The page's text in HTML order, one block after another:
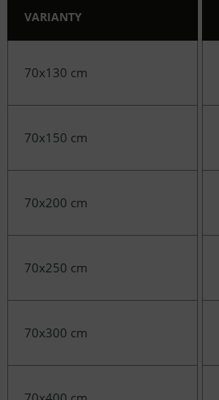
VARIANTY
70x130 cm
70x150 cm
70x200 cm
70x250 cm
70x300 cm